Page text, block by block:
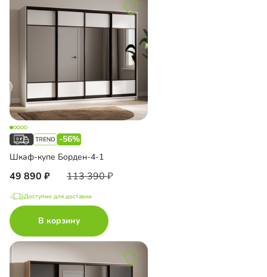
-56%
Шкаф-купе Борден-4-1
49 890 113 390
Доступно для доставки
В корзину